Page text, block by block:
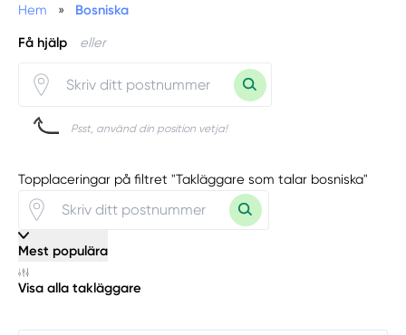
Hem
» Bosniska
Få hjälp eller
Psst, använd din position vetja!
Topplaceringar på filtret "Takläggare som talar bosniska"
Mest populära
Visa alla takläggare